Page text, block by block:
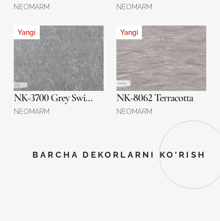
NEOMARM NEOMARM
Yangi
NK-3700 Grey Swirls
NEOMARM
Yangi
NK-8062 Terracotta
NEOMARM
BARCHA DEKORLARNI KO'RISH